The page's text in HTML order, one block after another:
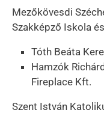
Mezőkövesdi
Szakképző Iskola
Tóth Beáta
Hamzók
Fireplace Kft.
Szent István